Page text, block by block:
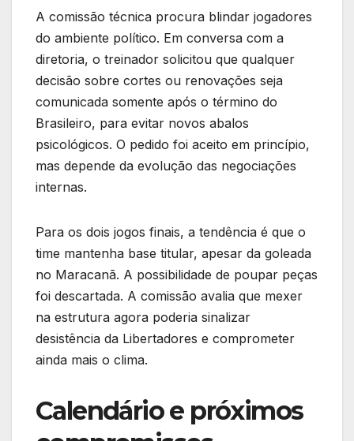
A comissão técnica procura blindar jogadores
do ambiente político. Em conversa com a
diretoria, o treinador solicitou que qualquer
decisão sobre cortes ou renovações seja
comunicada somente após o término do
Brasileiro, para evitar novos abalos
psicológicos. O pedido foi aceito em princípio,
mas depende da evolução das negociações
internas.
Para os dois jogos finais, a tendência é que o
time mantenha base titular, apesar da goleada
no Maracanã. A possibilidade de poupar peças
foi descartada. A comissão avalia que mexer
na estrutura agora poderia sinalizar
desistência da Libertadores e comprometer
ainda mais o clima.
Calendário e próximos